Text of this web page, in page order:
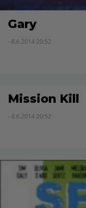
Gary
- 8.6.2014 20:52
Mission Kill
- 8.6.2014 20:52